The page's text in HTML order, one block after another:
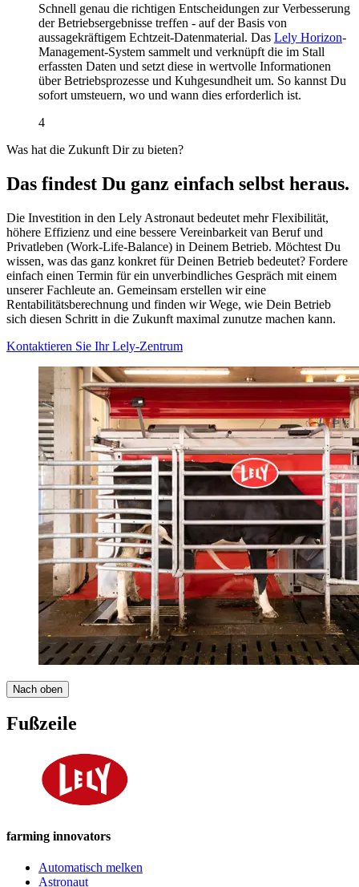
Schnell genau die richtigen Entscheidungen zur Verbesserung
der Betriebsergebnisse treffen - auf der Basis von
aussagekräftigem Echtzeit-Datenmaterial. Das Lely Horizon-
Management-System sammelt und verknüpft die im Stall
erfassten Daten und setzt diese in wertvolle Informationen
über Betriebsprozesse und Kuhgesundheit um. So kannst Du
sofort umsteuern, wo und wann dies erforderlich ist.
4
Was hat die Zukunft Dir zu bieten?
Das findest Du ganz einfach selbst heraus.
Die Investition in den Lely Astronaut bedeutet mehr Flexibilität,
höhere Effizienz und eine bessere Vereinbarkeit van Beruf und
Privatleben (Work-Life-Balance) in Deinem Betrieb. Möchtest Du
wissen, was das ganz konkret für Deinen Betrieb bedeutet? Fordere
einfach einen Termin für ein unverbindliches Gespräch mit einem
unserer Fachleute an. Gemeinsam erstellen wir eine
Rentabilitätsberechnung und finden wir Wege, wie Dein Betrieb
sich diesen Schritt in die Zukunft maximal zunutze machen kann.
Kontaktieren Sie Ihr Lely-Zentrum
Nach oben
Fußzeile
farming innovators
Automatisch melken
Astronaut